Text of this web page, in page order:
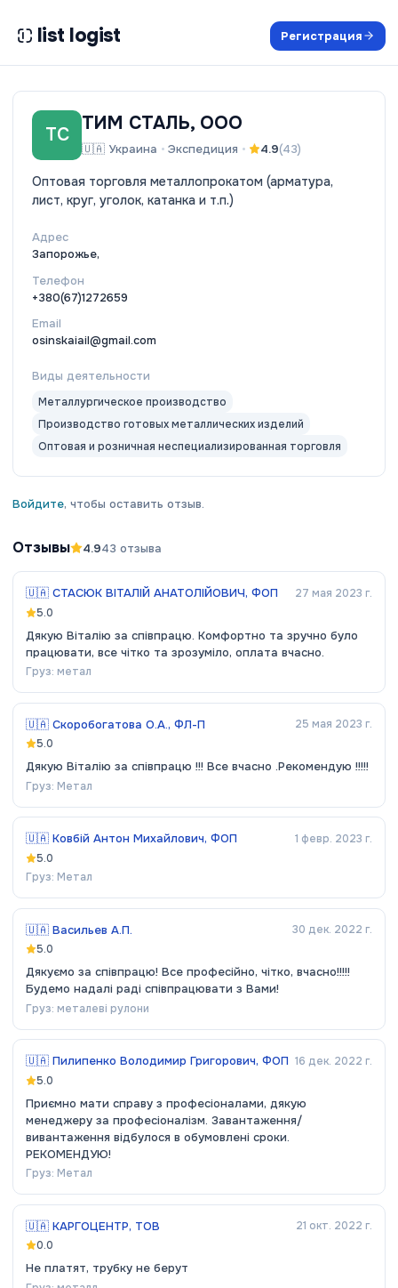
list logist Регистрация
ТС
ТИМ СТАЛЬ, ООО
🇺🇦 Украина • Экспедиция • 4.9(43)
Оптовая торговля металлопрокатом (арматура,
лист, круг, уголок, катанка и т.п.)
Адрес
Запорожье,
Телефон
+380(67)1272659
Email
osinskaiail@gmail.com
Виды деятельности
Металлургическое производство
Производство готовых металлических изделий
Оптовая и розничная неспециализированная торговля
Войдите, чтобы оставить отзыв.
Отзывы 4.943 отзыва
🇺🇦 СТАСЮК ВІТАЛІЙ АНАТОЛІЙОВИЧ, ФОП
27 мая 2023 г.
5.0
Дякую Віталію за співпрацю. Комфортно та зручно було
працювати, все чітко та зрозуміло, оплата вчасно.
Груз: метал
🇺🇦 Скоробогатова О.А., ФЛ-П
25 мая 2023 г.
5.0
Дякую Віталію за співпрацю !!! Все вчасно .Рекомендую !!!!!
Груз: Метал
🇺🇦 Ковбій Антон Михайлович, ФОП
1 февр. 2023 г.
5.0
Груз: Метал
🇺🇦 Васильев А.П.
30 дек. 2022 г.
5.0
Дякуємо за співпрацю! Все професійно, чітко, вчасно!!!!!
Будемо надалі раді співпрацювати з Вами!
Груз: металеві рулони
🇺🇦 Пилипенко Володимир Григорович, ФОП 16 дек. 2022 г.
5.0
Приємно мати справу з професіоналами, дякую
менеджеру за професіоналізм. Завантаження/
вивантаження відбулося в обумовлені сроки.
РЕКОМЕНДУЮ!
Груз: Метал
🇺🇦 КАРГОЦЕНТР, ТОВ
21 окт. 2022 г.
0.0
Не платят, трубку не берут